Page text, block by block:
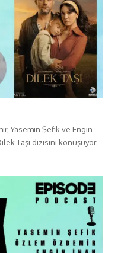
Yasemin Şefik ve Engin
Taşı dizisini konuşuyor.